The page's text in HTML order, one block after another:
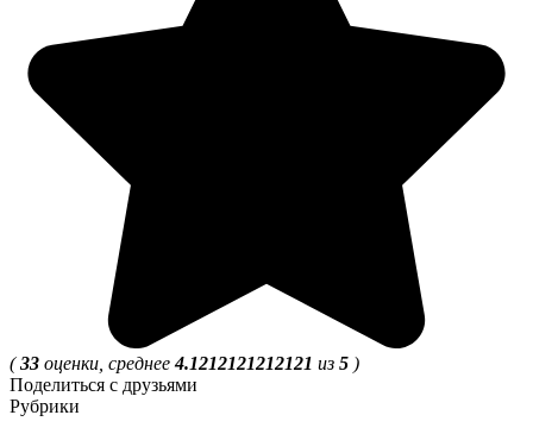
(33 оценки, среднее4.1212121212121 из 5 )
Поделиться с друзьями
Рубрики